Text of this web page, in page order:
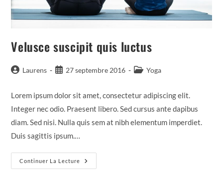
Velusce suscipit quis luctus
Auteur/autrice
publication :
Laurens
Publication
27 septembre 2016
PostYoga
Lorem ipsum dolor sit amet, consectetur adipiscing elit.
Integer nec odio. Praesent libero. Sed cursus ante dapibus
diam. Sed nisi. Nulla quis sem at nibh elementum imperdiet.
Duis sagittis ipsum.…
Continuer La Lecture
Velusce
Suscipit